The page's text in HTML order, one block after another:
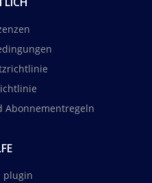
Abonnementregeln
plugin